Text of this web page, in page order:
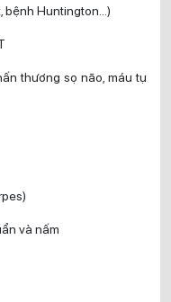
bệnh Huntington…)
thương sọ não, máu tụ
và nấm